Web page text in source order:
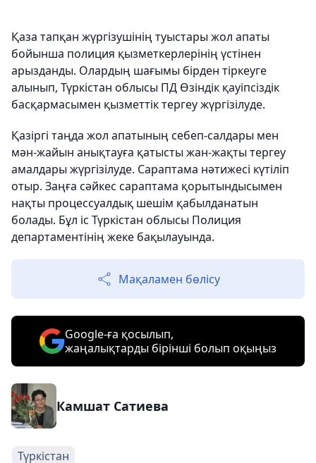
Қаза тапқан жүргізушінің туыстары жол апаты
бойынша полиция қызметкерлерінің үстінен
арызданды. Олардың шағымы бірден тіркеуге
алынып, Түркістан облысы ПД Өзіндік қауіпсіздік
басқармасымен қызметтік тергеу жүргізілуде.
Қазіргі таңда жол апатының себеп-салдары мен
мән-жайын анықтауға қатысты жан-жақты тергеу
амалдары жүргізілуде. Сараптама нәтижесі күтіліп
отыр. Заңға сәйкес сараптама қорытындысымен
нақты процессуалдық шешім қабылданатын
болады. Бұл іс Түркістан облысы Полиция
департаментінің жеке бақылауында.
Мақаламен бөлісу
Google-ға қосылып,
жаңалықтарды бірінші болып оқыңыз
Камшат Сатиева
Түркістан